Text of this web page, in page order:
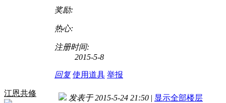
奖励:
热心:
注册时间:
2015-5-8
回复 使用道具 举报
江恩共修
发表于 2015-5-24 21:50 | 显示全部楼层